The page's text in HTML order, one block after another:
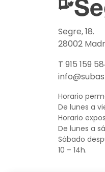
Segre, 18.
28002
T 915 159
Horario
De lunes a
Horario
De lunes a
Sábado
10 – 14h.